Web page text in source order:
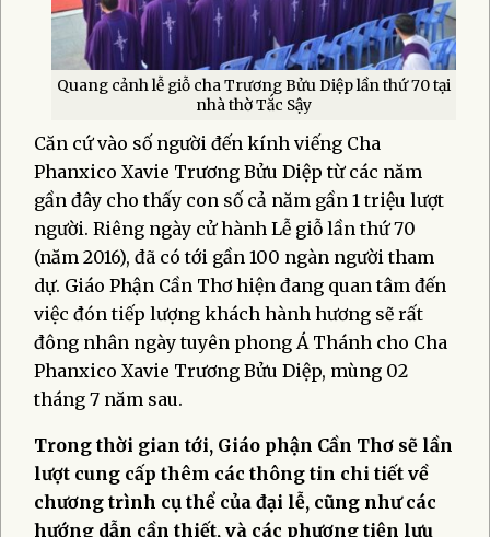
Quang cảnh lễ giỗ cha Trương Bửu Diệp lần thứ 70 tại
nhà thờ Tắc Sậy
Căn cứ vào số người đến kính viếng Cha
Phanxico Xavie Trương Bửu Diệp từ các năm
gần đây cho thấy con số cả năm gần 1 triệu lượt
người. Riêng ngày cử hành Lễ giỗ lần thứ 70
(năm 2016), đã có tới gần 100 ngàn người tham
dự. Giáo Phận Cần Thơ hiện đang quan tâm đến
việc đón tiếp lượng khách hành hương sẽ rất
đông nhân ngày tuyên phong Á Thánh cho Cha
Phanxico Xavie Trương Bửu Diệp, mùng 02
tháng 7 năm sau.
Trong thời gian tới, Giáo phận Cần Thơ sẽ lần
lượt cung cấp thêm các thông tin chi tiết về
chương trình cụ thể của đại lễ, cũng như các
hướng dẫn cần thiết, và các phương tiện lưu